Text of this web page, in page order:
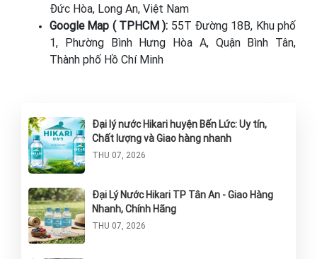
Đức Hòa, Long An, Việt Nam
Google Map ( TPHCM ): 55T Đường 18B, Khu phố
1, Phường Bình Hưng Hòa A, Quận Bình Tân,
Thành phố Hồ Chí Minh
Đại lý nước Hikari huyện Bến Lức: Uy tín,
Chất lượng và Giao hàng nhanh
THU 07, 2026
Đại Lý Nước Hikari TP Tân An - Giao Hàng
Nhanh, Chính Hãng
THU 07, 2026